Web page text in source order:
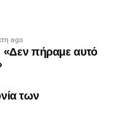
ago
«Δεν πήραμε αυτό
των